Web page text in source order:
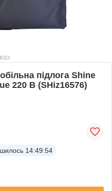
підлога Shine
220 В (SHiz16576)
14:49:53